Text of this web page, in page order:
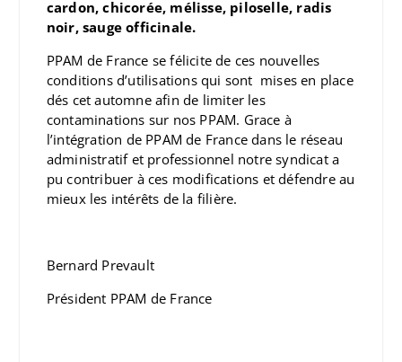
cardon, chicorée, mélisse, piloselle, radis
noir, sauge officinale.
PPAM de France se félicite de ces nouvelles
conditions d’utilisations qui sont mises en place
dés cet automne afin de limiter les
contaminations sur nos PPAM. Grace à
l’intégration de PPAM de France dans le réseau
administratif et professionnel notre syndicat a
pu contribuer à ces modifications et défendre au
mieux les intérêts de la filière.
Bernard Prevault
Président PPAM de France